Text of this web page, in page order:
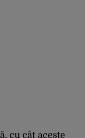
cu cât aceste